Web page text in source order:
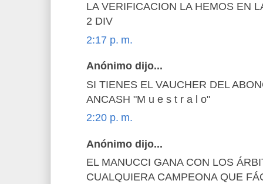
LA VERIFICACION LA HEMOS EN
2 DIV
2:17 p. m.
Anónimo dijo...
SI TIENES EL VAUCHER DEL
ANCASH "M u e s t r a l o"
2:20 p. m.
Anónimo dijo...
EL MANUCCI GANA CON LOS
CUALQUIERA CAMPEONA QUE